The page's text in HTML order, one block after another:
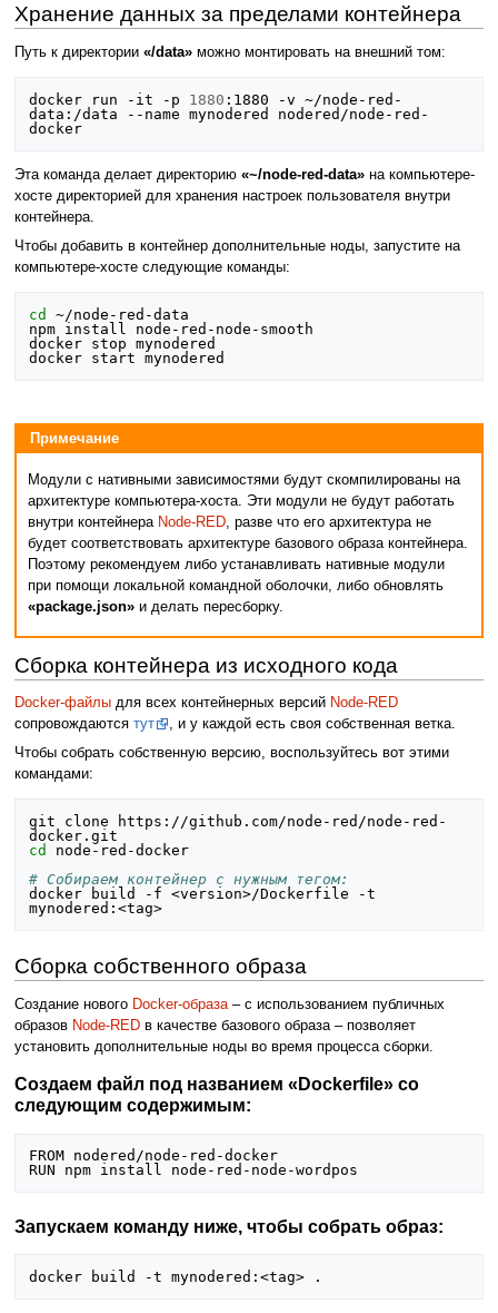
Хранение данных за пределами контейнера
Путь к директории «/data»можно монтировать на внешний том:
docker run -it -p 1880 :1880 -v ~/node-red-
data:/data --name mynodered nodered/node-red-
Эта команда делает директорию «~/node-red-data»на компьютере-
хосте директорией для хранения настроек пользователя внутри
контейнера.
Чтобы добавить в контейнер дополнительные ноды, запустите на
компьютере-хосте следующие команды:
cd
~/node-red-data
npm install node-red-node-smooth
docker stop mynodered
Примечание
Модули с нативными зависимостями будут скомпилированы на
архитектуре компьютера-хоста. Эти модули не будут работать
внутри контейнера Node-RED, разве что его архитектура не
будет соответствовать архитектуре базового образа контейнера.
Поэтому рекомендуем либо устанавливать нативные модули
при помощи локальной командной оболочки, либо обновлять
«package.json»и делать пересборку.
Сборка контейнера из исходного кода
Docker-файлыдля всех контейнерных версий Node-RED
сопровождаются тут
, и у каждой есть своя собственная ветка.
Чтобы собрать собственную версию, воспользуйтесь вот этими
командами:
git clone https://github.com/node-red/node-red-
cd
node-red-docker
# Собираем контейнер с нужным тегом:
docker build -f <version>/Dockerfile -t
Сборка собственного образа
Создание нового Docker-образа– с использованием публичных
образов Node-REDв качестве базового образа – позволяет
установить дополнительные ноды во время процесса сборки.
Создаем файл под названием «Dockerfile» со
следующим содержимым:
FROM nodered/node-red-docker
Запускаем команду ниже, чтобы собрать образ: